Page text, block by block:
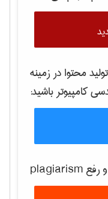
محتوا در زمینه
كامپيوترباشید: